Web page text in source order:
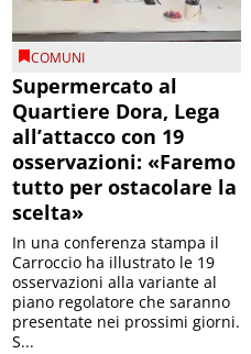
COMUNI
Supermercato al
Quartiere Dora, Lega
all’attacco con 19
osservazioni: «Faremo
tutto per ostacolare la
scelta»
In una conferenza stampa il
Carroccio ha illustrato le 19
osservazioni alla variante al
piano regolatore che saranno
presentate nei prossimi giorni.
S...